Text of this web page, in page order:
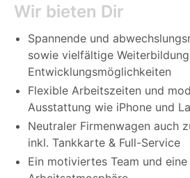
Wir bieten Dir
Spannende und
sowie vielfältige
Entwicklungsmöglichkeiten
Flexible Arbeitszeiten und
Ausstattung wie iPhone und
Neutraler Firmenwagen auch
inkl. Tankkarte & Full-Service
Ein motiviertes Team und